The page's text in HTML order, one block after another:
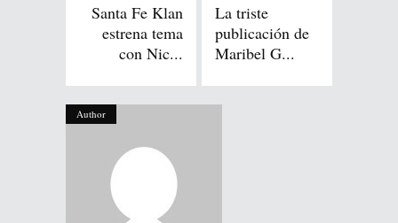
Santa Fe Klan
estrena tema
con Nic...
La triste
publicación de
Maribel G...
Author